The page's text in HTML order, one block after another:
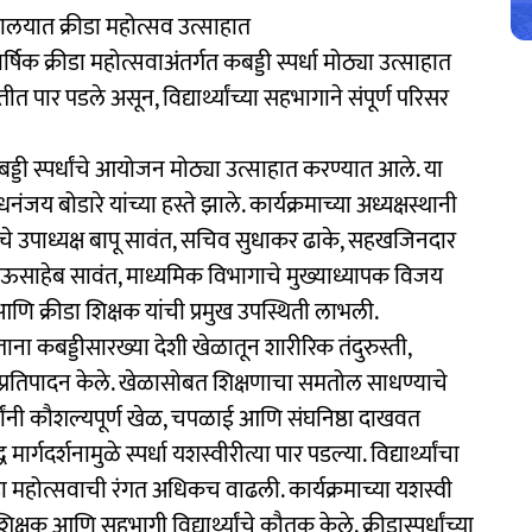
क्रीडा महोत्सव उत्साहात
क्रीडा महोत्सवाअंतर्गत कबड्डी स्पर्धा मोठ्या उत्साहात
पार पडले असून, विद्यार्थ्यांच्या सहभागाने संपूर्ण परिसर
स्पर्धांचे आयोजन मोठ्या उत्साहात करण्यात आले. या
बोडारे यांच्या हस्ते झाले. कार्यक्रमाच्या अध्यक्षस्थानी
उपाध्यक्ष बापू सावंत, सचिव सुधाकर ढाके, सहखजिनदार
सावंत, माध्यमिक विभागाचे मुख्याध्यापक विजय
क्रीडा शिक्षक यांची प्रमुख उपस्थिती लाभली.
कबड्डीसारख्या देशी खेळातून शारीरिक तंदुरुस्ती,
केले. खेळासोबत शिक्षणाचा समतोल साधण्याचे
कौशल्यपूर्ण खेळ, चपळाई आणि संघनिष्ठा दाखवत
स्पर्धा यशस्वीरीत्या पार पडल्या. विद्यार्थ्यांचा
रंगत अधिकच वाढली. कार्यक्रमाच्या यशस्वी